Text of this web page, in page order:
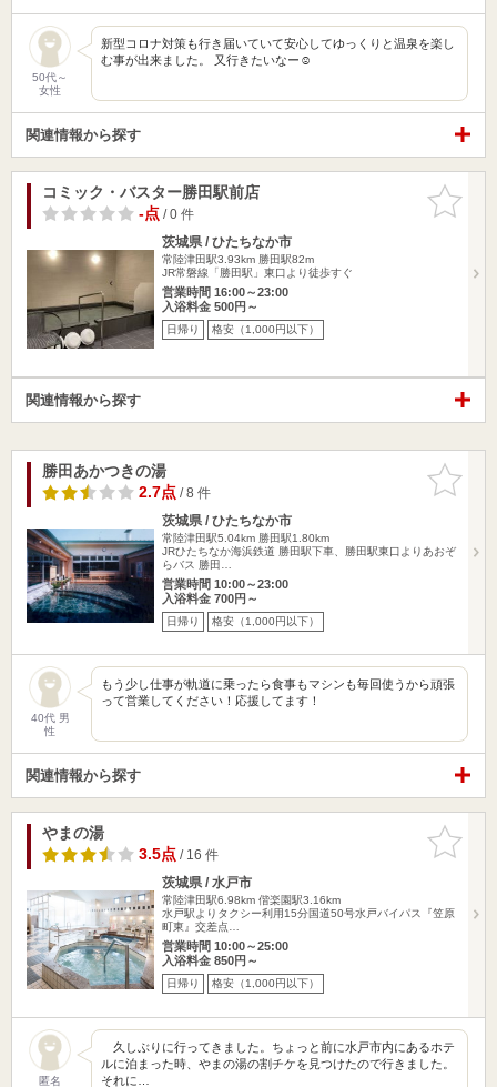
50代～
女性
新型コロナ対策も行き届いていて安心してゆっくりと温泉を楽し
む事が出来ました。 又行きたいなー☺️
関連情報から探す
お気に入
りに追加
コミック・バスター勝田駅前店
-点/ 0 件
茨城県 / ひたちなか市
常陸津田駅3.93km 勝田駅82m
JR常磐線「勝田駅」東口より徒歩すぐ
営業時間 16:00～23:00
入浴料金 500円～
日帰り 格安（1,000円以下）
関連情報から探す
お気に入
りに追加
勝田あかつきの湯
2.7点/ 8 件
茨城県 / ひたちなか市
常陸津田駅5.04km 勝田駅1.80km
JRひたちなか海浜鉄道 勝田駅下車、勝田駅東口よりあおぞ
らバス 勝田…
営業時間 10:00～23:00
入浴料金 700円～
日帰り 格安（1,000円以下）
40代 男
性
もう少し仕事が軌道に乗ったら食事もマシンも毎回使うから頑張
って営業してください！応援してます！
関連情報から探す
お気に入
りに追加
やまの湯
3.5点/ 16 件
茨城県 / 水戸市
常陸津田駅6.98km 偕楽園駅3.16km
水戸駅よりタクシー利用15分国道50号水戸バイパス『笠原
町東』交差点…
営業時間 10:00～25:00
入浴料金 850円～
日帰り 格安（1,000円以下）
匿名
久しぶりに行ってきました。ちょっと前に水戸市内にあるホテ
ルに泊まった時、やまの湯の割チケを見つけたので行きました。
それに…